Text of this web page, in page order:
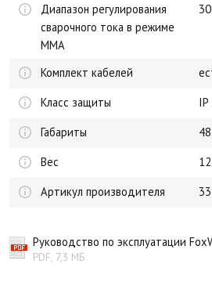
Диапазон регулирования
сварочного тока в режиме
MMA
Комплект кабелей
Класс защиты
IP
Габариты
Вес
Артикул производителя
Руководство по эксплуатации
PDF, 7,3 МБ